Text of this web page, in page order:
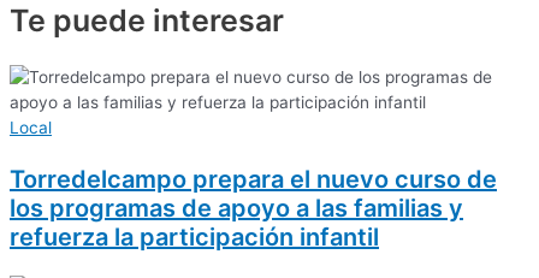
Te puede interesar
Local
Torredelcampo prepara el nuevo curso de
los programas de apoyo a las familias y
refuerza la participación infantil